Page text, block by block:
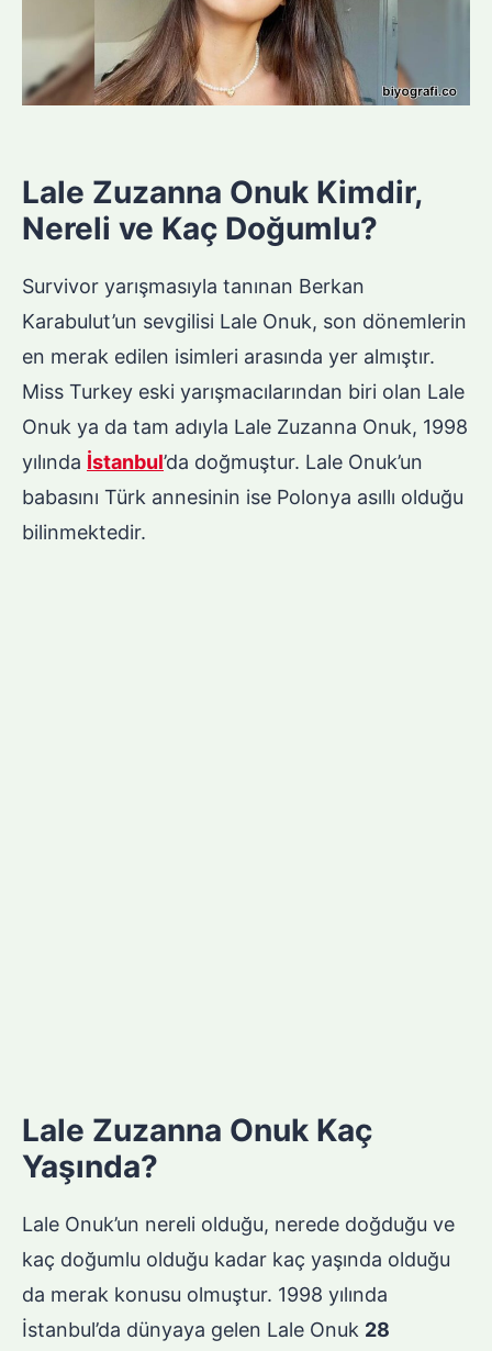
Lale Zuzanna Onuk Kimdir,
Nereli ve Kaç Doğumlu?
Survivor yarışmasıyla tanınan Berkan
Karabulut’un sevgilisi Lale Onuk, son dönemlerin
en merak edilen isimleri arasında yer almıştır.
Miss Turkey eski yarışmacılarından biri olan Lale
Onuk ya da tam adıyla Lale Zuzanna Onuk, 1998
yılında İstanbul’da doğmuştur. Lale Onuk’un
babasını Türk annesinin ise Polonya asıllı olduğu
bilinmektedir.
Lale Zuzanna Onuk Kaç
Yaşında?
Lale Onuk’un nereli olduğu, nerede doğduğu ve
kaç doğumlu olduğu kadar kaç yaşında olduğu
da merak konusu olmuştur. 1998 yılında
İstanbul’da dünyaya gelen Lale Onuk 28